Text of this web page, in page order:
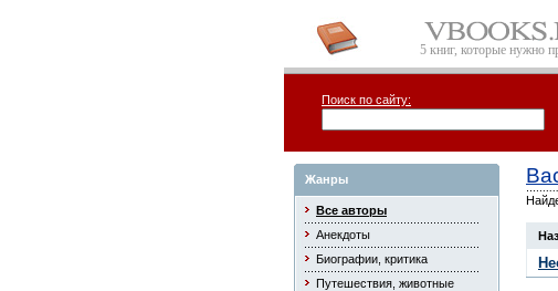
5 книг, которые нужно
Поиск по сайту:
Жанры
Все авторы
Анекдоты
Биографии, критика
Путешествия, животные